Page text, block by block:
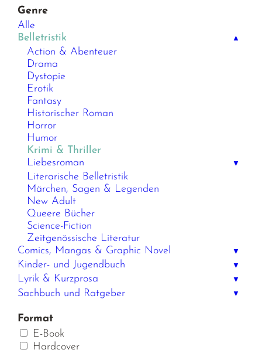
Genre
Alle
Belletristik
▲
Action & Abenteuer
Drama
Dystopie
Erotik
Fantasy
Historischer Roman
Horror
Humor
Krimi & Thriller
Liebesroman
▼
Literarische Belletristik
Märchen, Sagen & Legenden
New Adult
Queere Bücher
Science-Fiction
Zeitgenössische Literatur
Comics, Mangas & Graphic Novel
▼
Kinder- und Jugendbuch ▼
Lyrik & Kurzprosa ▼
Sachbuch und Ratgeber ▼
Format
E-Book
Hardcover